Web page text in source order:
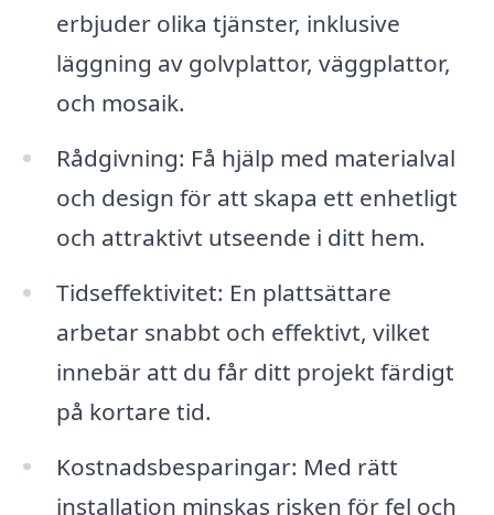
erbjuder olika tjänster, inklusive
läggning av golvplattor, väggplattor,
och mosaik.
Rådgivning: Få hjälp med materialval
och design för att skapa ett enhetligt
och attraktivt utseende i ditt hem.
Tidseffektivitet: En plattsättare
arbetar snabbt och effektivt, vilket
innebär att du får ditt projekt färdigt
på kortare tid.
Kostnadsbesparingar: Med rätt
installation minskas risken för fel och